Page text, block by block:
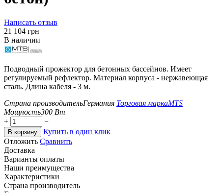
Написать отзыв
‍21 104‍ грн
В наличии
Подводный прожектор для бетонных бассейнов. Имеет
регулируемый рефлектор. Материал корпуса - нержавеющая
сталь. Длина кабеля - 3 м.
Страна производительГермания Торговая маркаMTS
Мощность300 Вт
+
−
В корзину
Купить в один клик
Отложить Сравнить
Доставка
Варианты оплаты
Наши преимущества
Характеристики
Страна производитель